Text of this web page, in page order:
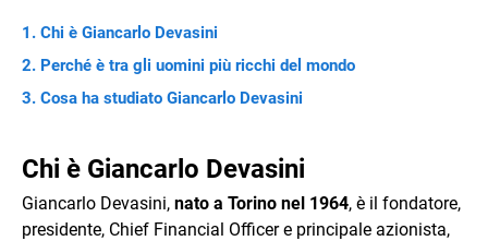
Chi è Giancarlo Devasini
Perché è tra gli uomini più ricchi del mondo
Cosa ha studiato Giancarlo Devasini
Chi è Giancarlo Devasini
Giancarlo Devasini, nato a Torino nel 1964, è il fondatore,
presidente, Chief Financial Officer e principale azionista,